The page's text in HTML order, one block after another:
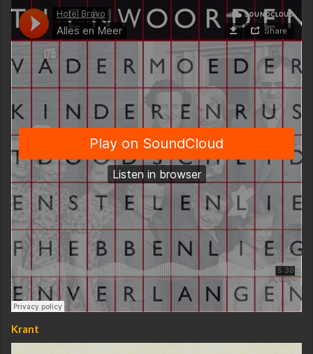
Krant